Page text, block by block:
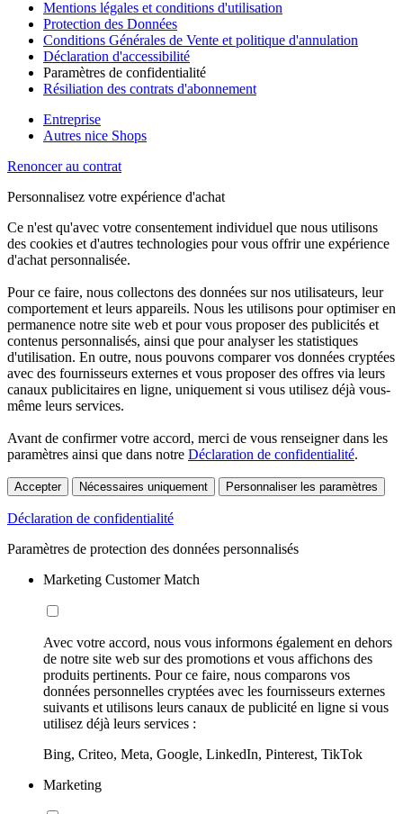
Mentions légales et conditions d'utilisation
Protection des Données
Conditions Générales de Vente et politique d'annulation
Déclaration d'accessibilité
Paramètres de confidentialité
Résiliation des contrats d'abonnement
Entreprise
Autres nice Shops
Renoncer au contrat
Personnalisez votre expérience d'achat
Ce n'est qu'avec votre consentement individuel que nous utilisons
des cookies et d'autres technologies pour vous offrir une expérience
d'achat personnalisée.
Pour ce faire, nous collectons des données sur nos utilisateurs, leur
comportement et leurs appareils. Nous les utilisons pour optimiser en
permanence notre site web et pour vous proposer des publicités et
contenus personnalisés, ainsi que pour analyser les statistiques
d'utilisation. En outre, nous pouvons comparer vos données cryptées
avec des fournisseurs externes et vous proposer des offres via leurs
canaux publicitaires en ligne, uniquement si vous utilisez déjà vous-
même leurs services.
Avant de confirmer votre accord, merci de vous renseigner dans les
paramètres ainsi que dans notre Déclaration de confidentialité.
Accepter Nécessaires uniquement Personnaliser les paramètres
Déclaration de confidentialité
Paramètres de protection des données personnalisés
Marketing Customer Match
Avec votre accord, nous vous informons également en dehors
de notre site web sur des promotions et vous affichons des
produits pertinents. Pour ce faire, nous comparons vos
données personnelles cryptées avec les fournisseurs externes
suivants et utilisons leurs canaux de publicité en ligne si vous
utilisez déjà leurs services :
Bing, Criteo, Meta, Google, LinkedIn, Pinterest, TikTok
Marketing